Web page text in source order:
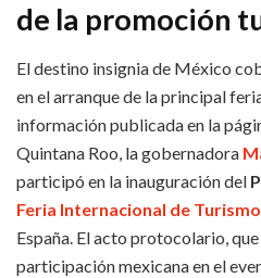
de la promoción
El destino insignia de México
en el arranque de la principal
información publicada en la
Quintana Roo, la gobernadora
participó en la inauguración del
Feria Internacional de
España. El acto protocolario,
participación mexicana en el